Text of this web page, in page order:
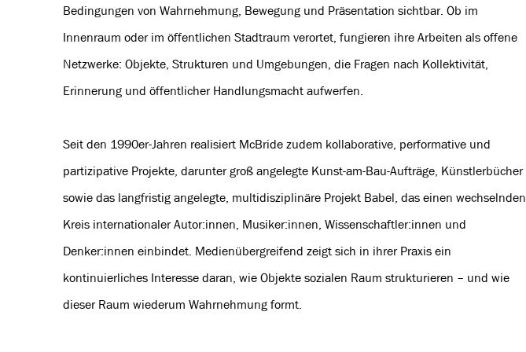
Bedingungen von Wahrnehmung, Bewegung und Präsentation sichtbar. Ob im
Innenraum oder im öffentlichen Stadtraum verortet, fungieren ihre Arbeiten als offene
Netzwerke: Objekte, Strukturen und Umgebungen, die Fragen nach Kollektivität,
Erinnerung und öffentlicher Handlungsmacht aufwerfen.
Seit den 1990er-Jahren realisiert McBride zudem kollaborative, performative und
partizipative Projekte, darunter groß angelegte Kunst-am-Bau-Aufträge, Künstlerbücher
sowie das langfristig angelegte, multidisziplinäre Projekt Babel, das einen wechselnden
Kreis internationaler Autor:innen, Musiker:innen, Wissenschaftler:innen und
Denker:innen einbindet. Medienübergreifend zeigt sich in ihrer Praxis ein
kontinuierliches Interesse daran, wie Objekte sozialen Raum strukturieren – und wie
dieser Raum wiederum Wahrnehmung formt.